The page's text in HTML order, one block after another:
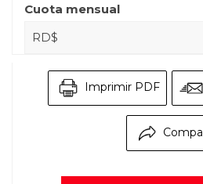
Cuota mensual
RD$
Imprimir PDF